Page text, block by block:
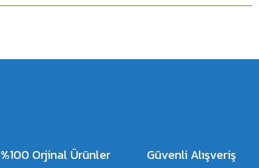
%100 Orjinal Ürünler Güvenli Alışveriş